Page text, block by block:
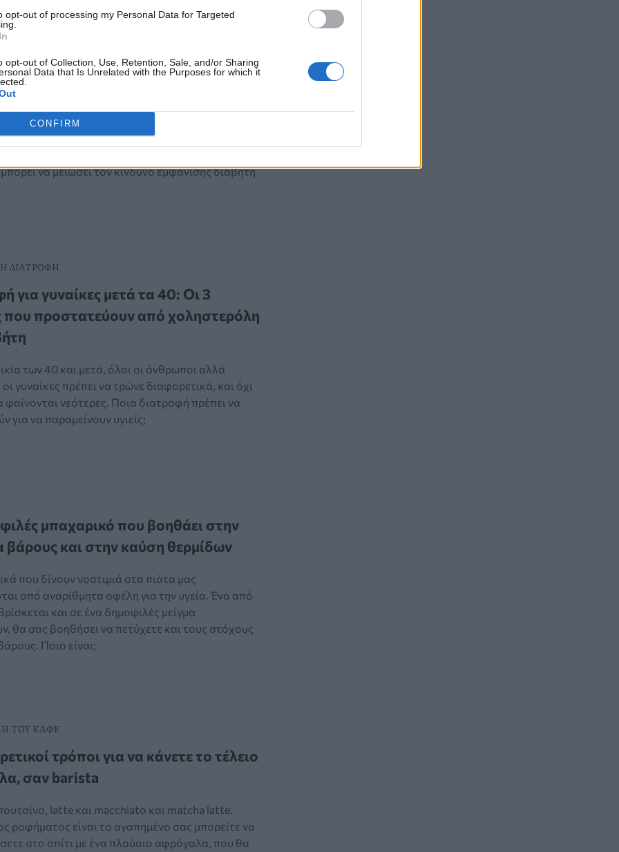
opt-out of processing my Personal Data for Targeted
opt-out of Collection, Use, Retention, Sale, and/or Sharing
Data that Is Unrelated with the Purposes for which it
CONFIRM
ΤΗΝ ΟΥΡΑ
που μειώνει τον κίνδυνο να πάθετε
– Το καλύτερο για την αντίσταση
ότι η κατανάλωση μεγαλύτερης ποσότητας
να μειώσει τον κίνδυνο εμφάνισης διαβήτη
ΔΙΑΤΡΟΦΗ
για γυναίκες μετά τα 40: Οι 3
που προστατεύουν από χοληστερόλη
των 40 και μετά, όλοι οι άνθρωποι αλλά
οι γυναίκες πρέπει να τρώνε διαφορετικά, και όχι
φαίνονται νεότερες. Ποια διατροφή πρέπει να
για να παραμείνουν υγιείς;
μπαχαρικό που βοηθάει στην
βάρους και στην καύση θερμίδων
που δίνουν νοστιμιά στα πιάτα μας
από αναρίθμητα οφέλη για την υγεία. Ένα από
και σε ένα δημοφιλές μείγμα
θα σας βοηθήσει να πετύχετε και τους στόχους
Ποιο είναι;
ΤΟΥ ΚΑΦΕ
τρόποι για να κάνετε το τέλειο
σαν barista
latte και macchiato και matcha latte.
ροφήματος είναι το αγαπημένο σας μπορείτε να
στο σπίτι με ένα πλούσιο αφρόγαλα, που θα